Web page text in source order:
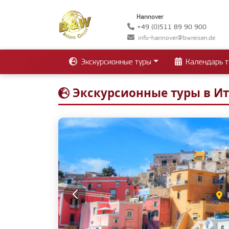
Hannover
+49 (0)511 89 90 900
info-hannover@bwreisen.de
Экскурсионные туры Календарь
Экскурсионные туры в
Больцано •